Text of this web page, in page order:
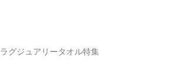
ラグジュアリータオル特集